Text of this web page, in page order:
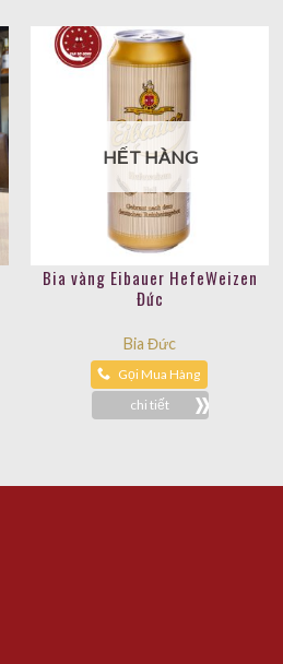
HẾT HÀNG
Bia vàng Eibauer HefeWeizen
Đức
Bia Đức
Gọi Mua Hàng
chi tiết